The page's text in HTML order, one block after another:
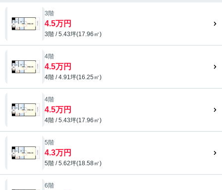
3階
4.5万円
3階 / 5.43坪(17.96㎡)
4階
4.5万円
4階 / 4.91坪(16.25㎡)
4階
4.5万円
4階 / 5.43坪(17.96㎡)
5階
4.3万円
5階 / 5.62坪(18.58㎡)
6階